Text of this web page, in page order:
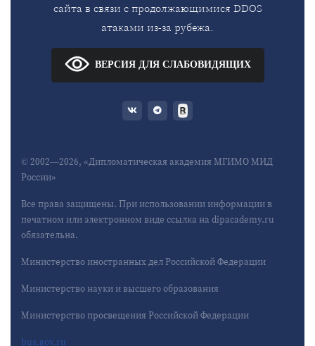
сайта в связи с продолжающимися DDOS
атаками из-за рубежа.
ВЕРСИЯ ДЛЯ СЛАБОВИДЯЩИХ
© 2002—2026, «Дипломатическая академия МГИМО МИД
России»
Все права защищены. При использовании информации в
печатном или электронном виде ссылка на dipacademy.ru
обязательна.
Министерство иностранных дел Российской Федерации
Министерство науки и высшего образования
Министерство просвещения Российской Федерации
bus.gov.ru